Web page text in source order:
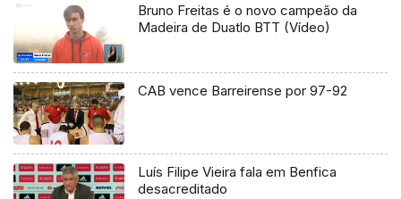
Bruno Freitas é o novo campeão da
Madeira de Duatlo BTT (Vídeo)
CAB vence Barreirense por 97-92
Luís Filipe Vieira fala em Benfica
desacreditado